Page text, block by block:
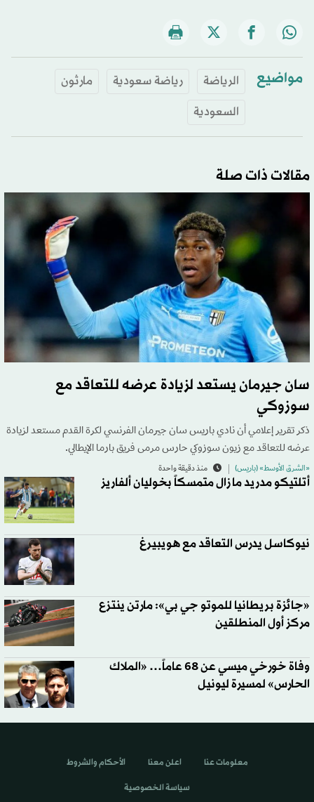
مواضيع الرياضة رياضة سعودية
مارثون
السعودية
مقالات ذات صلة
سان جيرمان يستعد لزيادة عرضه للتعاقد مع
سوزوكي
ذكر تقرير إعلامي أن نادي باريس سان جيرمان الفرنسي لكرة القدم مستعد لزيادة
عرضه للتعاقد مع زيون سوزوكي حارس مرمى فريق بارما الإيطالي.
«الشرق الأوسط» (باريس) منذ دقيقة واحدة
أتلتيكو مدريد ما زال متمسكاً بخوليان ألفاريز
نيوكاسل يدرس التعاقد مع هويبيرغ
«جائزة بريطانيا للموتو جي بي»: مارتن ينتزع
مركز أول المنطلقين
وفاة خورخي ميسي عن 68 عاماً… «الملاك
الحارس» لمسيرة ليونيل
معلومات عنا اعلن معنا الأحكام والشروط
سياسة الخصوصية